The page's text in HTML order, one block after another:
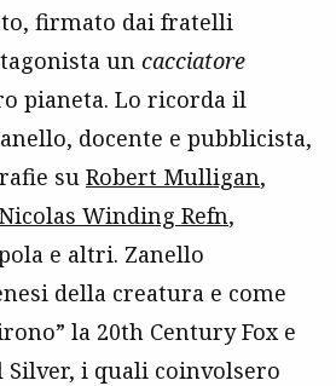
firmato dai fratelli
un cacciatore
pianeta. Lo ricorda il
docente e pubblicista,
su Robert Mulligan,
Nicolas Winding Refn,
e altri. Zanello
della creatura e come
la 20th Century Fox e
i quali coinvolsero